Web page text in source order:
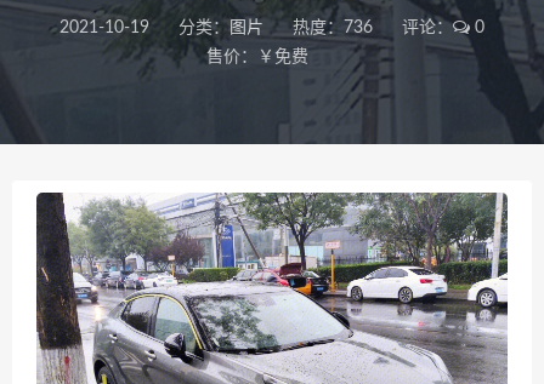
2021-10-19 分类： 图片 热度：736 评论：
0
售价：￥免费